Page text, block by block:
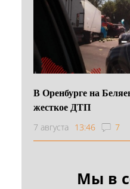
В Оренбурге на
жесткое ДТП
7 августа 13:46 7
Мы в